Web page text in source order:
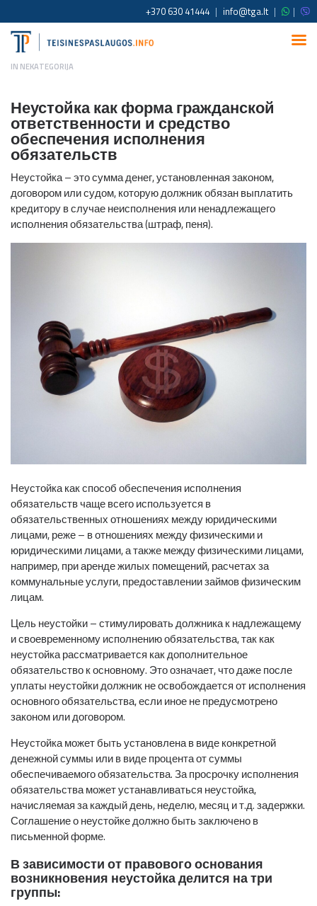
+370 630 41444 | info@tga.lt | |
IN NEKATEGORIJA
Неустойка как форма гражданской
ответственности и средство
обеспечения исполнения
обязательств
Неустойка – это сумма денег, установленная законом,
договором или судом, которую должник обязан выплатить
кредитору в случае неисполнения или ненадлежащего
исполнения обязательства (штраф, пеня).
Неустойка как способ обеспечения исполнения
обязательств чаще всего используется в
обязательственных отношениях между юридическими
лицами, реже – в отношениях между физическими и
юридическими лицами, а также между физическими лицами,
например, при аренде жилых помещений, расчетах за
коммунальные услуги, предоставлении займов физическим
лицам.
Цель неустойки – стимулировать должника к надлежащему
и своевременному исполнению обязательства, так как
неустойка рассматривается как дополнительное
обязательство к основному. Это означает, что даже после
уплаты неустойки должник не освобождается от исполнения
основного обязательства, если иное не предусмотрено
законом или договором.
Неустойка может быть установлена в виде конкретной
денежной суммы или в виде процента от суммы
обеспечиваемого обязательства. За просрочку исполнения
обязательства может устанавливаться неустойка,
начисляемая за каждый день, неделю, месяц и т.д. задержки.
Соглашение о неустойке должно быть заключено в
письменной форме.
В зависимости от правового основания
возникновения неустойка делится на три
группы: